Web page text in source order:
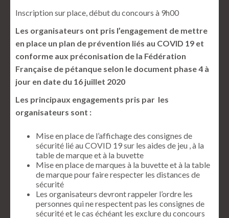
Inscription sur place, début du concours à 9h00
Les organisateurs ont pris l’engagement de mettre
en place un plan de prévention liés au COVID 19 et
conforme aux préconisation de la Fédération
Française de pétanque selon le document phase 4 à
jour en date du 16 juillet 2020
Les principaux engagements pris par les
organisateurs sont :
Mise en place de l’affichage des consignes de
sécurité lié au COVID 19 sur les aides de jeu , à la
table de marque et à la buvette
Mise en place de marques à la buvette et à la table
de marque pour faire respecter les distances de
sécurité
Les organisateurs devront rappeler l’ordre les
personnes qui ne respectent pas les consignes de
sécurité et le cas échéant les exclure du concours